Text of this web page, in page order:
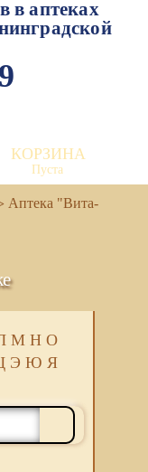
в аптеках
КОРЗИНА
Пуста
Аптека "Вита-
М Н О
Э Ю Я